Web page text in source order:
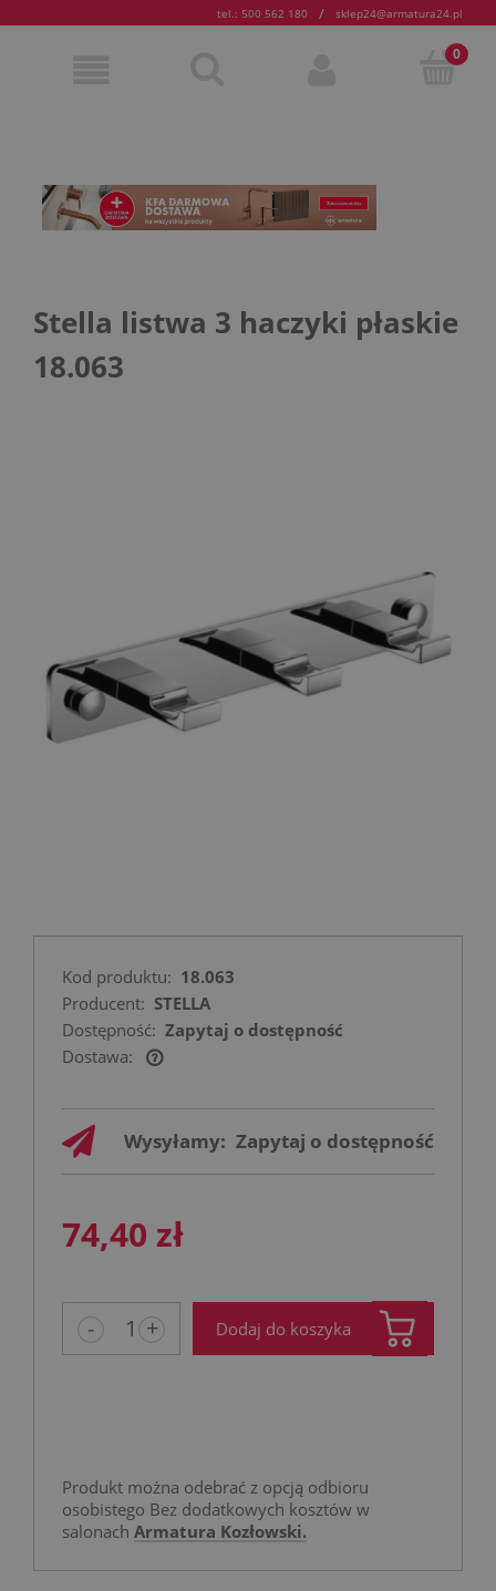
tel.: 500 562 180 / sklep24@armatura24.pl
Stella listwa 3 haczyki płaskie
18.063
Kod produktu: 18.063
Producent: STELLA
Dostępność: Zapytaj o dostępność
Dostawa:
Cena nie zawiera ewentualnych kosztów
Wysyłamy: Zapytaj o dostępność
74,40 zł
- + Dodaj do koszyka
Produkt można odebrać z opcją odbioru
osobistego Bez dodatkowych kosztów w
salonach Armatura Kozłowski.